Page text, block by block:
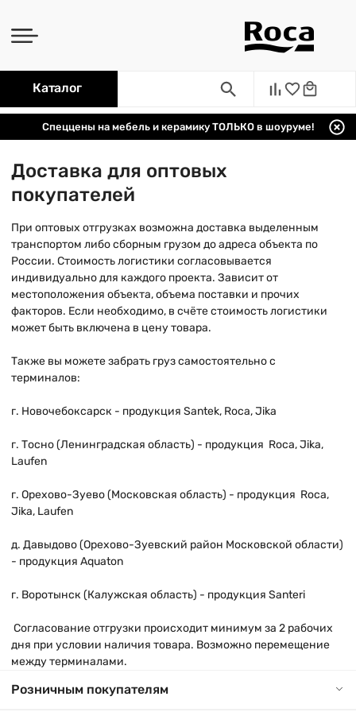
Каталог
Спеццены на мебель и керамику ТОЛЬКО в шоуруме!
Доставка для оптовых
покупателей
При оптовых отгрузках возможна доставка выделенным
транспортом либо сборным грузом до адреса объекта по
России. Стоимость логистики согласовывается
индивидуально для каждого проекта. Зависит от
местоположения объекта, объема поставки и прочих
факторов. Если необходимо, в счёте стоимость логистики
может быть включена в цену товара.
Также вы можете забрать груз самостоятельно с
терминалов:
г. Новочебоксарск - продукция Santek, Roca, Jika
г. Тосно (Ленинградская область) - продукция Roca, Jika,
Laufen
г. Орехово-Зуево (Московская область) - продукция Roca,
Jika, Laufen
д. Давыдово (Орехово-Зуевский район Московской области)
- продукция Aquaton
г. Воротынск (Калужская область) - продукция Santeri
Согласование отгрузки происходит минимум за 2 рабочих
дня при условии наличия товара. Возможно перемещение
между терминалами.
Розничным покупателям